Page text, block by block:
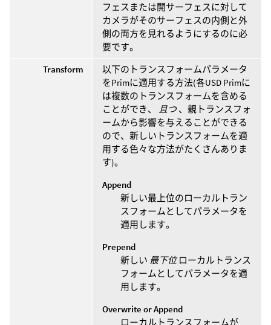
フェスまたは開サーフェスに対して
カメラがそのサーフェスの内側と外
側の両方を見れるようにするのに必
要です。
Transform
以下のトランスフォームパラメータ
をPrimに適用する方法(各USD Primに
は複数のトランスフォームを含める
ことができ、
且つ 、親トランスフォ
ームから影響を与えることができる
ので、新しいトランスフォームを適
用する色々な方法がたくさんありま
す)。
Append
新しい最上位のローカルトラン
スフォームとしてパラメータを
適用します。
Prepend
新しい 最下位ローカルトランス
フォームとしてパラメータを適
用します。
Overwrite or Append
ローカルトランスフォームが